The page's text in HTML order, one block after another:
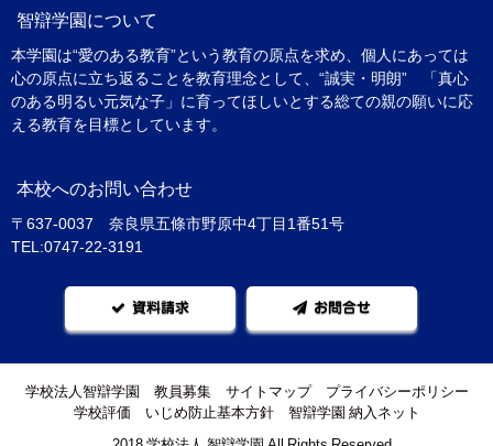
智辯学園について
本学園は“愛のある教育”という教育の原点を求め、個人にあっては
心の原点に立ち返ることを教育理念として、“誠実・明朗” 「真心
のある明るい元気な子」に育ってほしいとする総ての親の願いに応
える教育を目標としています。
本校へのお問い合わせ
〒637-0037 奈良県五條市野原中4丁目1番51号
TEL:0747-22-3191
資料請求 お問合せ
学校法人智辯学園 教員募集 サイトマップ
プライバシーポリシー
学校評価
いじめ防止基本方針 智辯学園 納入ネット